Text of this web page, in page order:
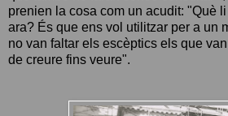
prenien la cosa com un acudit: "Què
ara? És que ens vol utilitzar per a un
no van faltar els escèptics els que
de creure fins veure".